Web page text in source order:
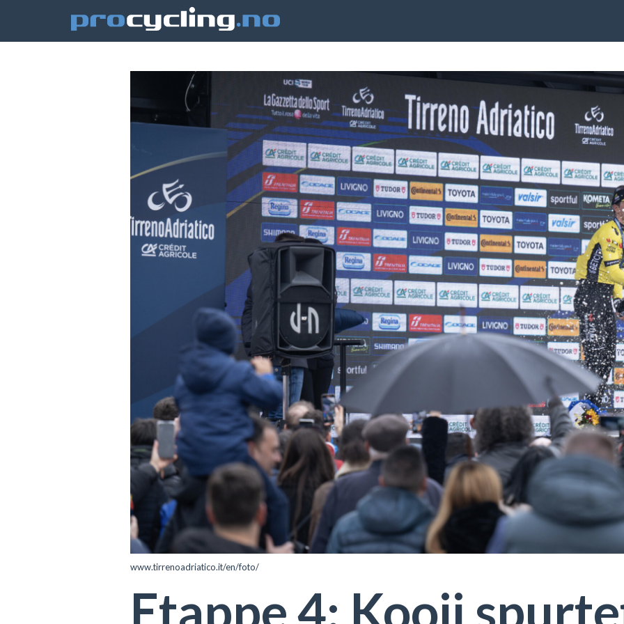
www.tirrenoadriatico.it/en/foto/
Etappe 4: Kooij